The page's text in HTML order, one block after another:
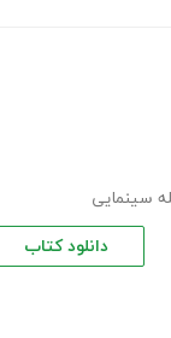
سینمایی
دانلود کتاب